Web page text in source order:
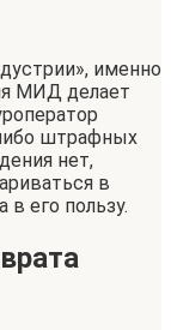
именно
МИД делает
штрафных
нет,
в
его пользу.